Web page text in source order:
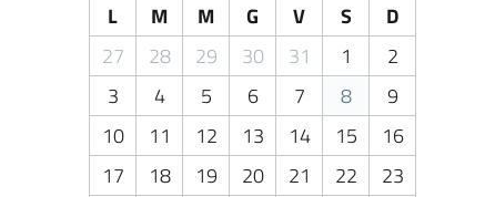
L
M M G V S
D
27
28 29 30 31 1
2
3
4 5 6 7 8
9
10
11 12 13 14 15
16
17
18 19 20 21 22
23